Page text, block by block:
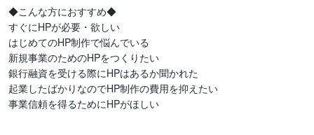
◆こんな方におすすめ◆
すぐにHPが必要・欲しい
はじめてのHP制作で悩んでいる
新規事業のためのHPをつくりたい
銀行融資を受ける際にHPはあるか聞かれた
起業したばかりなのでHP制作の費用を抑えたい
事業信頼を得るためにHPがほしい